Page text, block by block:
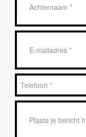
mailadres